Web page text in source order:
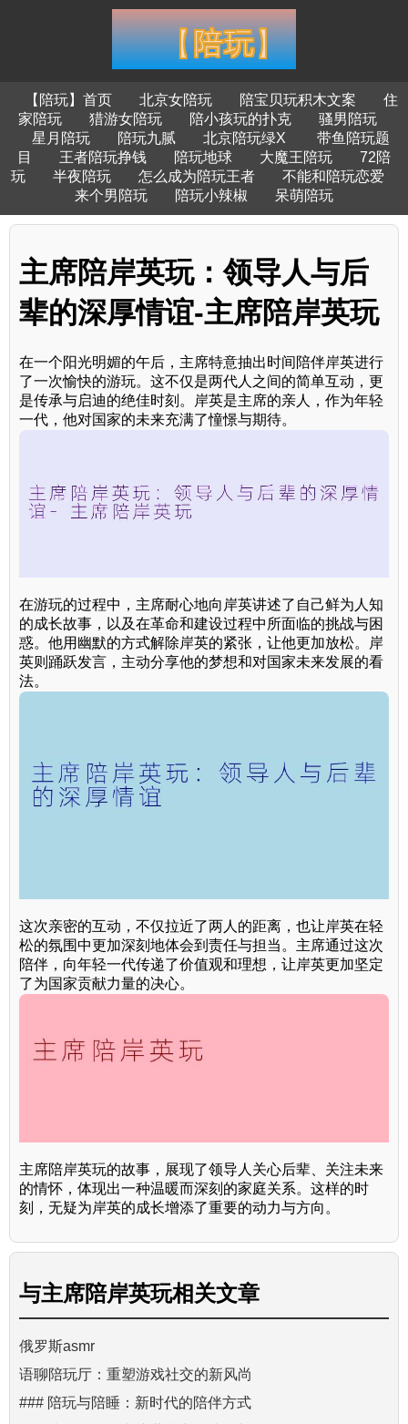
【陪玩】首页 北京女陪玩 陪宝贝玩积木文案
住
家陪玩
猎游女陪玩 陪小孩玩的扑克
骚男陪玩
星月陪玩
陪玩九腻 北京陪玩绿X
带鱼陪玩题
目
王者陪玩挣钱 陪玩地球 大魔王陪玩
72陪
玩
半夜陪玩 怎么成为陪玩王者
不能和陪玩恋爱
来个男陪玩
陪玩小辣椒 呆萌陪玩
主席陪岸英玩：领导人与后
辈的深厚情谊-主席陪岸英玩
在一个阳光明媚的午后，主席特意抽出时间陪伴岸英进行
了一次愉快的游玩。这不仅是两代人之间的简单互动，更
是传承与启迪的绝佳时刻。岸英是主席的亲人，作为年轻
一代，他对国家的未来充满了憧憬与期待。
在游玩的过程中，主席耐心地向岸英讲述了自己鲜为人知
的成长故事，以及在革命和建设过程中所面临的挑战与困
惑。他用幽默的方式解除岸英的紧张，让他更加放松。岸
英则踊跃发言，主动分享他的梦想和对国家未来发展的看
法。
这次亲密的互动，不仅拉近了两人的距离，也让岸英在轻
松的氛围中更加深刻地体会到责任与担当。主席通过这次
陪伴，向年轻一代传递了价值观和理想，让岸英更加坚定
了为国家贡献力量的决心。
主席陪岸英玩的故事，展现了领导人关心后辈、关注未来
的情怀，体现出一种温暖而深刻的家庭关系。这样的时
刻，无疑为岸英的成长增添了重要的动力与方向。
与主席陪岸英玩相关文章
俄罗斯asmr
语聊陪玩厅：重塑游戏社交的新风尚
### 陪玩与陪睡：新时代的陪伴方式